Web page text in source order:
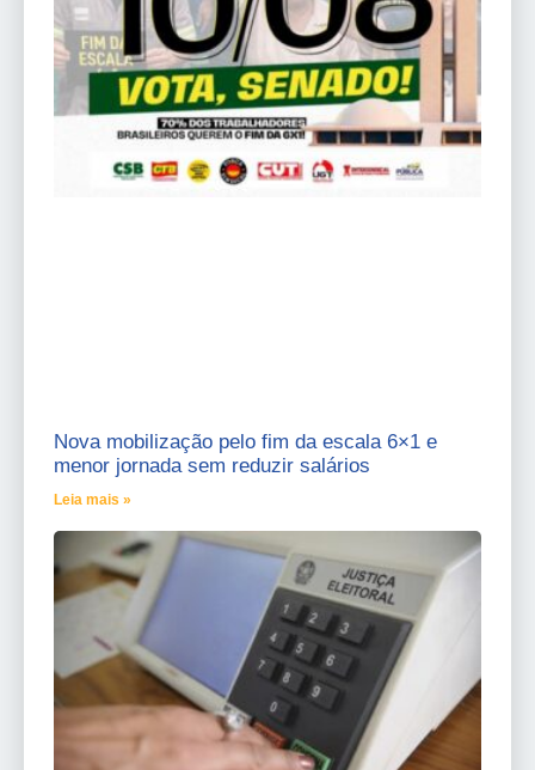
Nova mobilização pelo fim da escala 6×1 e
menor jornada sem reduzir salários
Leia mais »